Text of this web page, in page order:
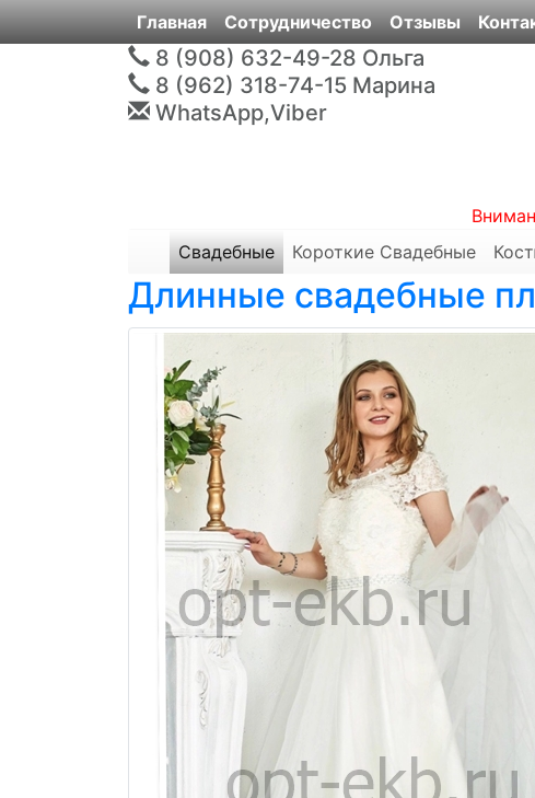
Главная Сотрудничество Отзывы
8 (908) 632-49-28 Ольга
8 (962) 318-74-15 Марина
WhatsApp,Viber
Свадебные
Короткие Свадебные
Длинные свадебные